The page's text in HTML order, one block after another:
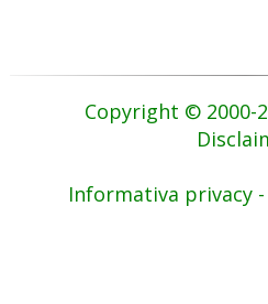
Copyright © 2000-
Informativa privacy